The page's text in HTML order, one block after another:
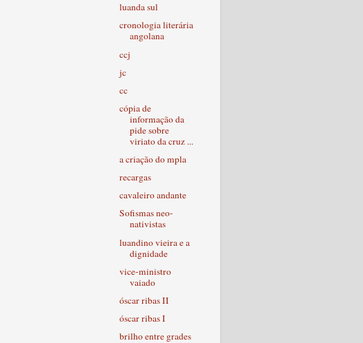
luanda sul
cronologia literária
angolana
ccj
jc
cc
cópia de
informação da
pide sobre
viriato da cruz ...
a criação do mpla
recargas
cavaleiro andante
Sofismas neo-
nativistas
luandino vieira e a
dignidade
vice-ministro
vaiado
óscar ribas II
óscar ribas I
brilho entre grades